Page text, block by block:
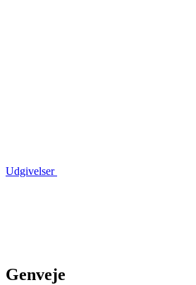
Udgivelser
Genveje